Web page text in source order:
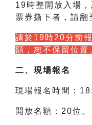
19時整開放入場
票券撕下者，請翻
請於19時20分前
額，恕不保留位置
二、現場報名
現場報名時間：
開放名額：20位。